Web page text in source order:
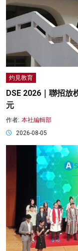
灼見教育
DSE 2026｜聯招放
元
作者: 本社編輯部
2026-08-05